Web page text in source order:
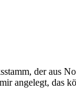
der aus
angelegt, das